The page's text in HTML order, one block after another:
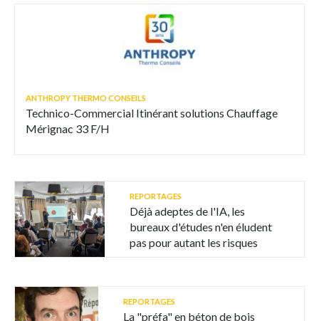
ANTHROPY THERMO CONSEILS
Technico-Commercial Itinérant solutions Chauffage
Mérignac 33 F/H
REPORTAGES
Déjà adeptes de l'IA, les
bureaux d'études n'en éludent
pas pour autant les risques
REPORTAGES
La "préfa" en béton de bois